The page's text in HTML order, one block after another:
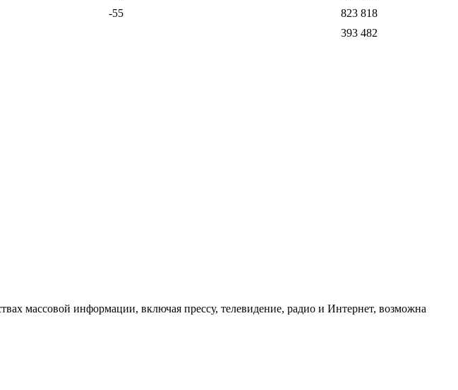
-55
823 818
393 482
массовой информации, включая прессу, телевидение, радио и Интернет, возможна